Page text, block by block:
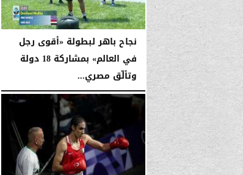
نجاح باهر لبطولة «أقوى رجل
في العالم» بمشاركة 18 دولة
وتألّق مصري...
الخميس، 19 يونيو 2025 01:25 صـ